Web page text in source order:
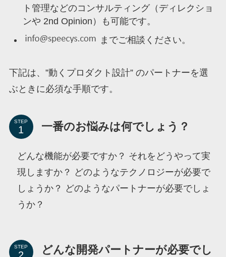
ト管理などのコンサルティング（ディレクショ
ンや 2nd Opinion）も可能です。
までご相談ください。
下記は、”動くプロダクト設計” のパートナーを選
ぶときに必須な手順です。
STEP 一番のお悩みは何でしょう？
どんな機能が必要ですか？ それをどうやって実
現しますか？ どのようなテクノロジーが必要で
しょうか？ どのようなパートナーが必要でしょ
うか？
STEP
どんな開発パートナーが必要でし